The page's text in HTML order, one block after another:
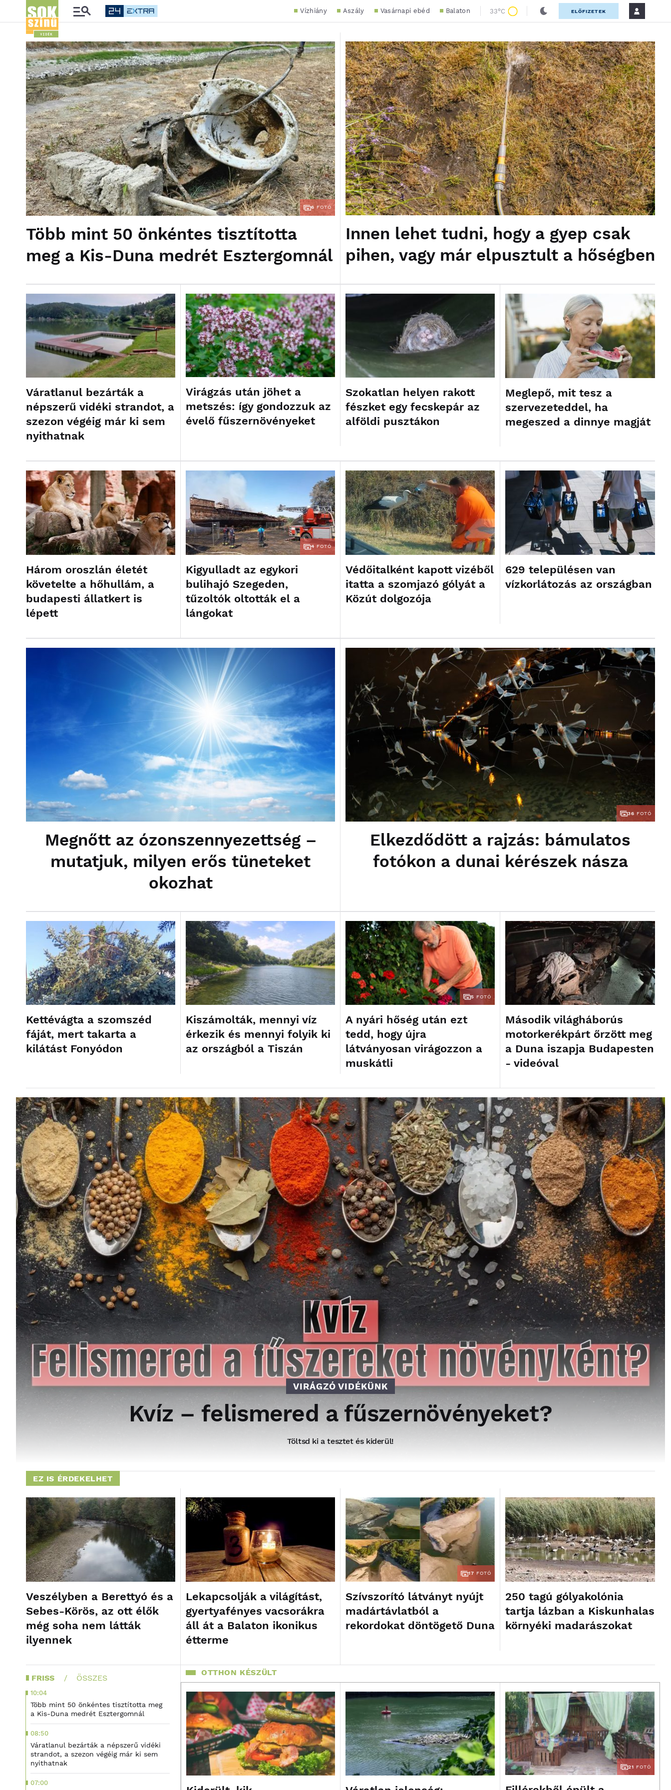
Vízhiány Aszály Vasárnapi ebéd Balaton 33°C ELŐFIZETEK
6 FOTÓ
Több mint 50 önkéntes tisztította
meg a Kis-Duna medrét Esztergomnál
Innen lehet tudni, hogy a gyep csak
pihen, vagy már elpusztult a hőségben
Váratlanul bezárták a
népszerű vidéki strandot, a
szezon végéig már ki sem
nyithatnak
Virágzás után jöhet a
metszés: így gondozzuk az
évelő fűszernövényeket
Szokatlan helyen rakott
fészket egy fecskepár az
alföldi pusztákon
Meglepő, mit tesz a
szervezeteddel, ha
megeszed a dinnye magját
Három oroszlán életét
követelte a hőhullám, a
budapesti állatkert is
lépett
4 FOTÓ
Kigyulladt az egykori
bulihajó Szegeden,
tűzoltók oltották el a
lángokat
Védőitalként kapott vizéből
itatta a szomjazó gólyát a
Közút dolgozója
629 településen van
vízkorlátozás az országban
Megnőtt az ózonszennyezettség –
mutatjuk, milyen erős tüneteket
okozhat
36 FOTÓ
Elkezdődött a rajzás: bámulatos
fotókon a dunai kérészek násza
Kettévágta a szomszéd
fáját, mert takarta a
kilátást Fonyódon
Kiszámolták, mennyi víz
érkezik és mennyi folyik ki
az országból a Tiszán
5 FOTÓ
A nyári hőség után ezt
tedd, hogy újra
látványosan virágozzon a
muskátli
Második világháborús
motorkerékpárt őrzött meg
a Duna iszapja Budapesten
- videóval
VIRÁGZÓ VIDÉKÜNK
Kvíz – felismered a fűszernövényeket?
Töltsd ki a tesztet és kiderül!
EZ IS ÉRDEKELHET
Veszélyben a Berettyó és a
Sebes-Körös, az ott élők
még soha nem látták
ilyennek
Lekapcsolják a világítást,
gyertyafényes vacsorákra
áll át a Balaton ikonikus
étterme
17 FOTÓ
Szívszorító látványt nyújt
madártávlatból a
rekordokat döntögető Duna
250 tagú gólyakolónia
tartja lázban a Kiskunhalas
környéki madarászokat
FRISS ÖSSZES
10:04
Több mint 50 önkéntes tisztította meg
a Kis-Duna medrét Esztergomnál
08:50
Váratlanul bezárták a népszerű vidéki
strandot, a szezon végéig már ki sem
nyithatnak
07:00
OTTHON KÉSZÜLT
21 FOTÓ